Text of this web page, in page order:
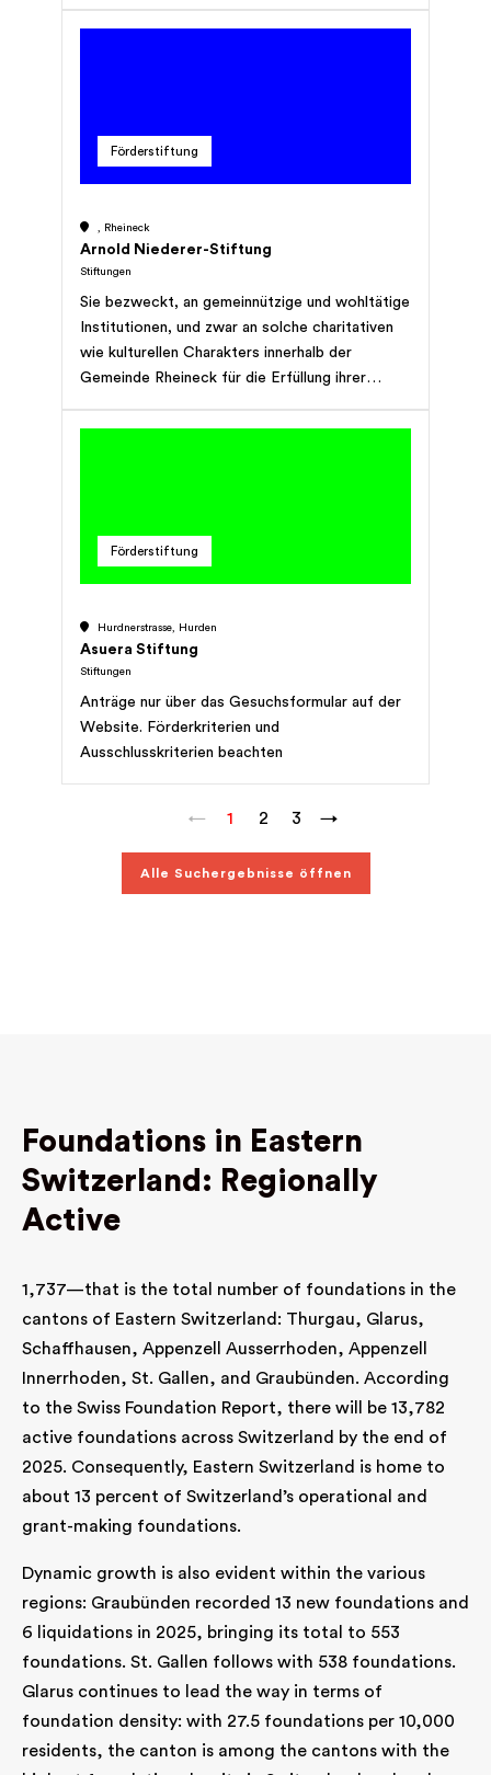
Steuerveranla-gung. Die Stiftung hat keinen
Förderstiftung
, Rheineck
Arnold Niederer-Stiftung
Stiftungen
Sie bezweckt, an gemeinnützige und wohltätige
Institutionen, und zwar an solche charitativen
wie kulturellen Charakters innerhalb der
Gemeinde Rheineck für die Erfüllung ihrer
auszurichten.
Förderstiftung
Hurdnerstrasse, Hurden
Asuera Stiftung
Stiftungen
Anträge nur über das Gesuchsformular auf der
Website. Förderkriterien und
Ausschlusskriterien beachten
← 1 2 3 →
Alle Suchergebnisse öffnen
Foundations in Eastern
Switzerland: Regionally
Active
1,737—that is the total number of foundations in the
cantons of Eastern Switzerland: Thurgau, Glarus,
Schaffhausen, Appenzell Ausserrhoden, Appenzell
Innerrhoden, St. Gallen, and Graubünden. According
to the Swiss Foundation Report, there will be 13,782
active foundations across Switzerland by the end of
2025. Consequently, Eastern Switzerland is home to
about 13 percent of Switzerland’s operational and
grant-making foundations.
Dynamic growth is also evident within the various
regions: Graubünden recorded 13 new foundations and
6 liquidations in 2025, bringing its total to 553
foundations. St. Gallen follows with 538 foundations.
Glarus continues to lead the way in terms of
foundation density: with 27.5 foundations per 10,000
residents, the canton is among the cantons with the